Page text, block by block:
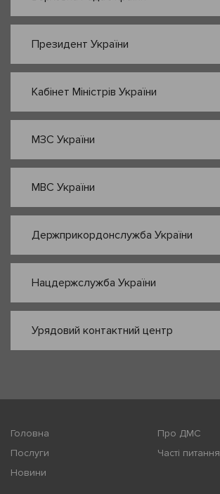
Президент України
Кабінет Міністрів України
МЗС України
МВС України
Держприкордонслужба України
Нацдержслужба України
Урядовий контактний центр
Головна
Про ДМС
Послуги
Часті питання
Новини